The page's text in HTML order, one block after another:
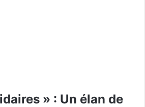
» : Un élan de